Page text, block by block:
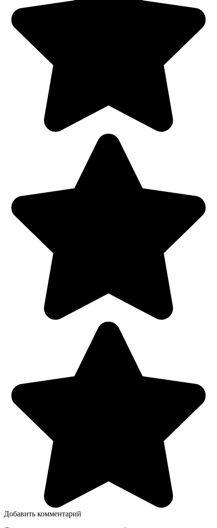
Добавить комментарий